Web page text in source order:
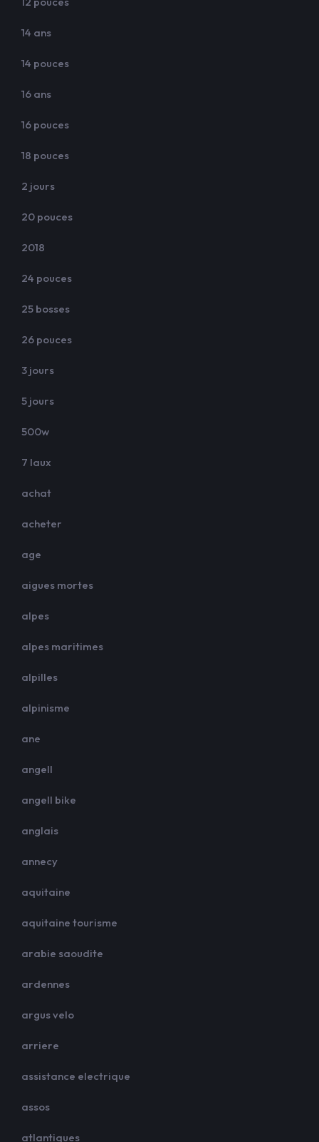
14 ans
14 pouces
16 ans
16 pouces
18 pouces
2 jours
20 pouces
2018
24 pouces
25 bosses
26 pouces
3 jours
5 jours
500w
7 laux
achat
acheter
age
aigues mortes
alpes
alpes maritimes
alpilles
alpinisme
ane
angell
angell bike
anglais
annecy
aquitaine
aquitaine tourisme
arabie saoudite
ardennes
argus velo
arriere
assistance electrique
assos
atlantiques